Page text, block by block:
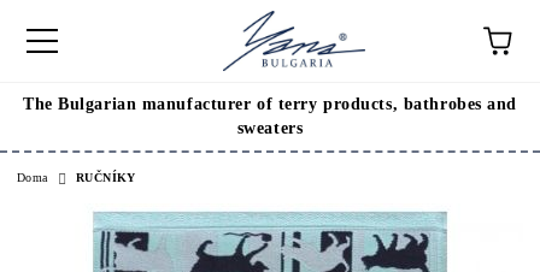
The Bulgarian manufacturer of terry products, bathrobes and
sweaters
Doma RUČNÍKY